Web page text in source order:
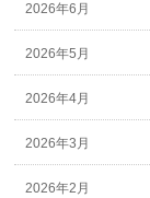
2026年6月
2026年5月
2026年4月
2026年3月
2026年2月